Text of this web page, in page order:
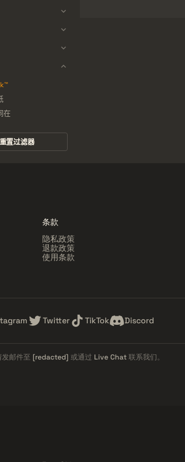
在
重置过滤器
条款
隐私政策
退款政策
使用条款
Twitter TikTok Discord
邮件至 [redacted] 或通过 Live Chat 联系我们。